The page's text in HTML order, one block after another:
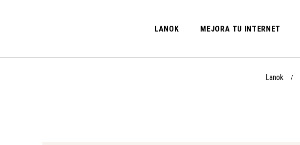
LANOK MEJORA TU INTERNET
Lanok /